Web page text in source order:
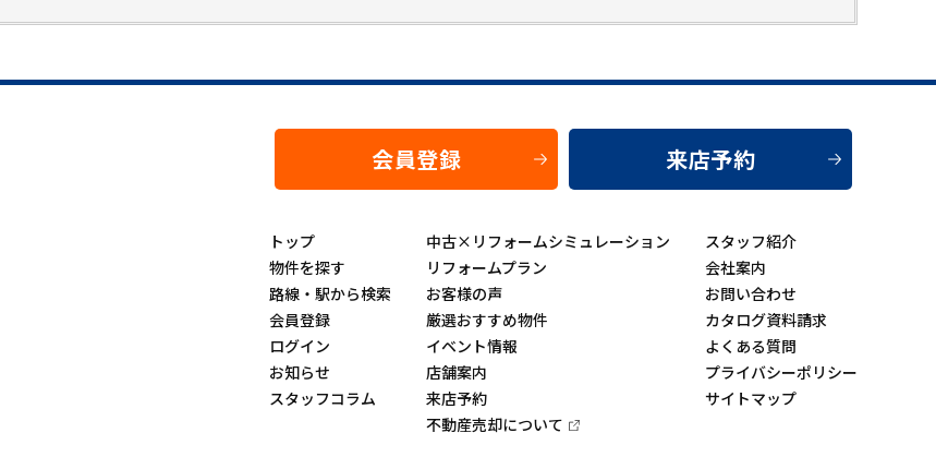
会員登録 来店予約
トップ
物件を探す
路線・駅から検索
会員登録
ログイン
お知らせ
スタッフコラム
中古×リフォームシミュレーション
リフォームプラン
お客様の声
厳選おすすめ物件
イベント情報
店舗案内
来店予約
不動産売却について
スタッフ紹介
会社案内
お問い合わせ
カタログ資料請求
よくある質問
プライバシーポリシー
サイトマップ